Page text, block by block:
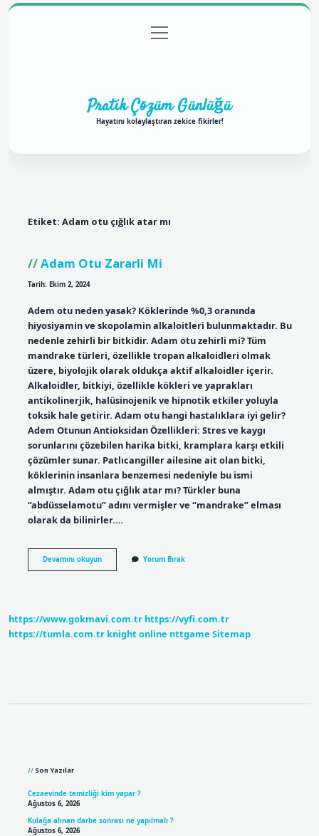
Gizlilik Politikası
menüyü
aç
Pratik Çözüm Günlüğü
Hayatını kolaylaştıran zekice fikirler!
Etiket: Adam otu çığlık atar mı
Adam Otu Zararli Mi
Tarih: Ekim 2, 2024
Adem otu neden yasak? Köklerinde %0,3 oranında
hiyosiyamin ve skopolamin alkaloitleri bulunmaktadır. Bu
nedenle zehirli bir bitkidir. Adam otu zehirli mi? Tüm
mandrake türleri, özellikle tropan alkaloidleri olmak
üzere, biyolojik olarak oldukça aktif alkaloidler içerir.
Alkaloidler, bitkiyi, özellikle kökleri ve yaprakları
antikolinerjik, halüsinojenik ve hipnotik etkiler yoluyla
toksik hale getirir. Adam otu hangi hastalıklara iyi gelir?
Adem Otunun Antioksidan Özellikleri: Stres ve kaygı
sorunlarını çözebilen harika bitki, kramplara karşı etkili
çözümler sunar. Patlıcangiller ailesine ait olan bitki,
köklerinin insanlara benzemesi nedeniyle bu ismi
almıştır. Adam otu çığlık atar mı? Türkler buna
“abdüsselamotu” adını vermişler ve “mandrake” elması
olarak da bilinirler.…
Devamını okuyunAdam
Otu
Yorum Bırak
https://www.gokmavi.com.tr https://vyfi.com.tr
https://tumla.com.tr knight online nttgame Sitemap
Son Yazılar
Cezaevinde temizliği kim yapar ?
Ağustos 6, 2026
Kulağa alınan darbe sonrası ne yapılmalı ?
Ağustos 6, 2026